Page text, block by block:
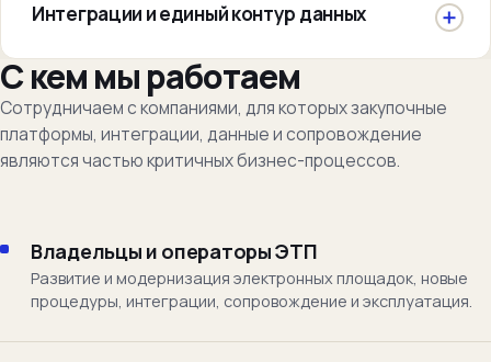
Интеграции и единый контур данных
С кем мы работаем
Сотрудничаем с компаниями, для которых закупочные
платформы, интеграции, данные и сопровождение
являются частью критичных бизнес-процессов.
Владельцы и операторы ЭТП
Развитие и модернизация электронных площадок, новые
процедуры, интеграции, сопровождение и эксплуатация.